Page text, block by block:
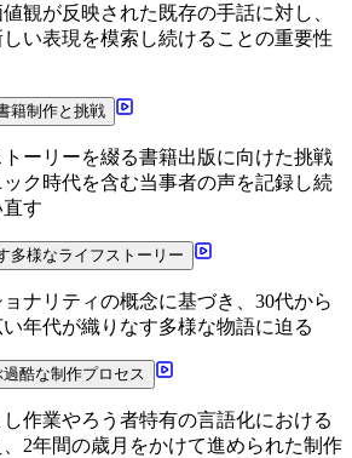
観が反映された既存の手話に対し、
い表現を模索し続けることの重要性
籍制作と挑戦
ーリーを綴る書籍出版に向けた挑戦
ク時代を含む当事者の声を記録し続
す
多様なライフストーリー
ナリティの概念に基づき、30代から
年代が織りなす多様な物語に迫る
酷な制作プロセス
作業やろう者特有の言語化における
2年間の歳月をかけて進められた制作